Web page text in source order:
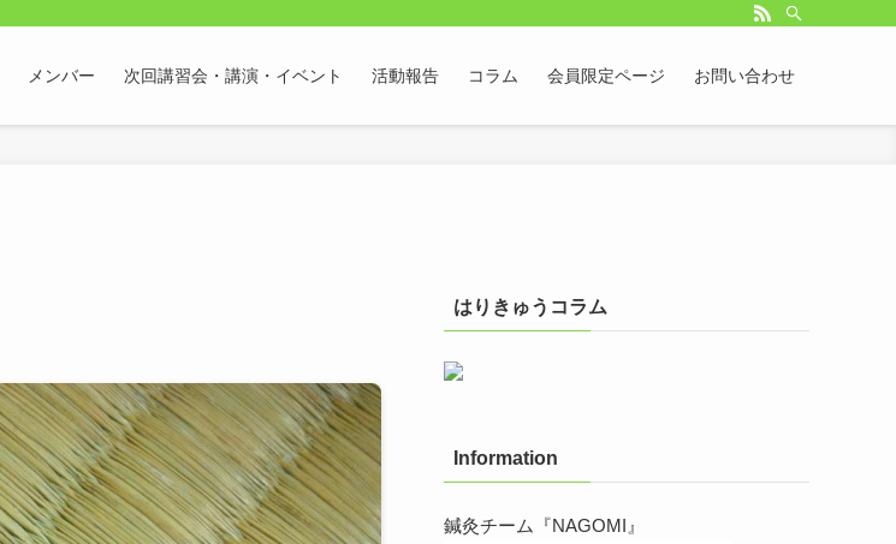
メンバー 次回講習会・講演・イベント 活動報告 コラム 会員限定ページ お問い合わせ
はりきゅうコラム
Information
鍼灸チーム『NAGOMI』